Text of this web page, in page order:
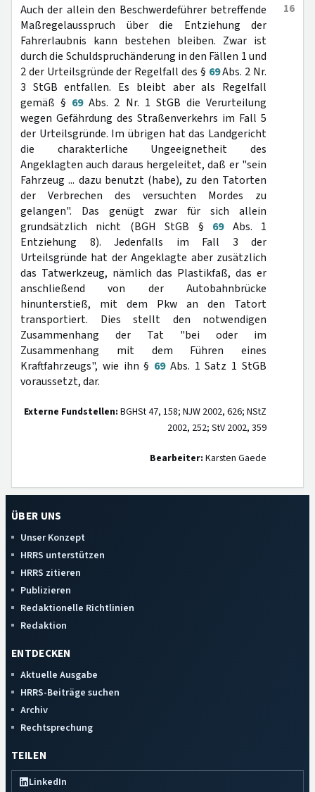
16
Auch der allein den Beschwerdeführer betreffende
Maßregelausspruch über die Entziehung der
Fahrerlaubnis kann bestehen bleiben. Zwar ist
durch die Schuldspruchänderung in den Fällen 1 und
2 der Urteilsgründe der Regelfall des § 69Abs. 2 Nr.
3 StGB entfallen. Es bleibt aber als Regelfall
gemäß § 69Abs. 2 Nr. 1 StGB die Verurteilung
wegen Gefährdung des Straßenverkehrs im Fall 5
der Urteilsgründe. Im übrigen hat das Landgericht
die charakterliche Ungeeignetheit des
Angeklagten auch daraus hergeleitet, daß er "sein
Fahrzeug ... dazu benutzt (habe), zu den Tatorten
der Verbrechen des versuchten Mordes zu
gelangen". Das genügt zwar für sich allein
grundsätzlich nicht (BGH StGB § 69Abs. 1
Entziehung 8). Jedenfalls im Fall 3 der
Urteilsgründe hat der Angeklagte aber zusätzlich
das Tatwerkzeug, nämlich das Plastikfaß, das er
anschließend von der Autobahnbrücke
hinunterstieß, mit dem Pkw an den Tatort
transportiert. Dies stellt den notwendigen
Zusammenhang der Tat "bei oder im
Zusammenhang mit dem Führen eines
Kraftfahrzeugs", wie ihn § 69Abs. 1 Satz 1 StGB
voraussetzt, dar.
Externe Fundstellen: BGHSt 47, 158; NJW 2002, 626; NStZ
2002, 252; StV 2002, 359
Bearbeiter: Karsten Gaede
ÜBER UNS
Unser Konzept
HRRS unterstützen
HRRS zitieren
Publizieren
Redaktionelle Richtlinien
Redaktion
ENTDECKEN
Aktuelle Ausgabe
HRRS-Beiträge suchen
Archiv
Rechtsprechung
TEILEN
LinkedIn